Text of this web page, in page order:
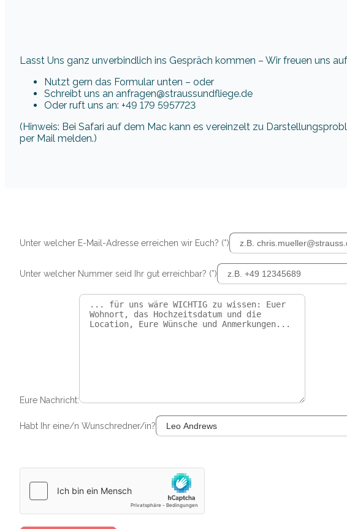
Lasst Uns ganz unverbindlich ins Gespräch kommen – Wir freuen uns
Nutzt gern das Formular unten – oder
Schreibt uns an anfragen@straussundfliege.de
Oder ruft uns an: +49 179 5957723
(Hinweis: Bei Safari auf dem Mac kann es vereinzelt zu
per Mail melden.)
Unter welcher E-Mail-Adresse erreichen wir Euch? (*)
Unter welcher Nummer seid Ihr gut erreichbar? (*)
Eure Nachricht:
Habt Ihr eine/n Wunschredner/in?